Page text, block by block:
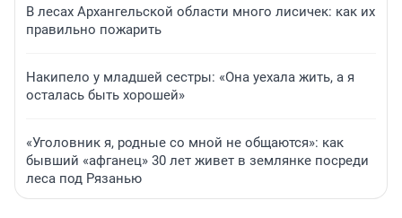
В лесах Архангельской области много лисичек: как их
правильно пожарить
Накипело у младшей сестры: «Она уехала жить, а я
осталась быть хорошей»
«Уголовник я, родные со мной не общаются»: как
бывший «афганец» 30 лет живет в землянке посреди
леса под Рязанью